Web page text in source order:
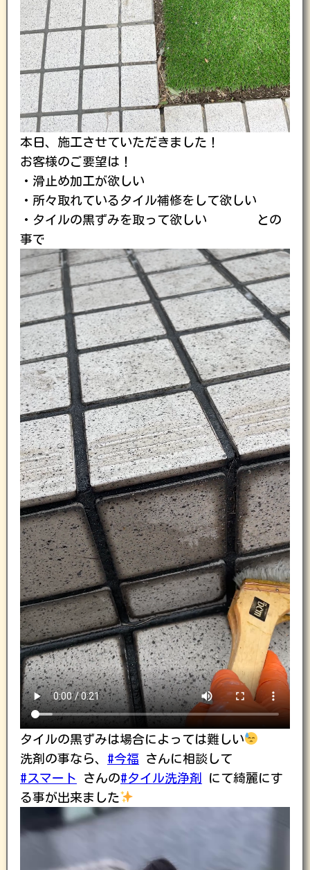
本日、施工させていただきました！
お客様のご要望は！
・滑止め加工が欲しい
・所々取れているタイル補修をして欲しい
・タイルの黒ずみを取って欲しい との
事で
タイルの黒ずみは場合によっては難しい
洗剤の事なら、 #今福 さんに相談して
#スマート
さんの#タイル洗浄剤
にて綺麗にす
る事が出来ました